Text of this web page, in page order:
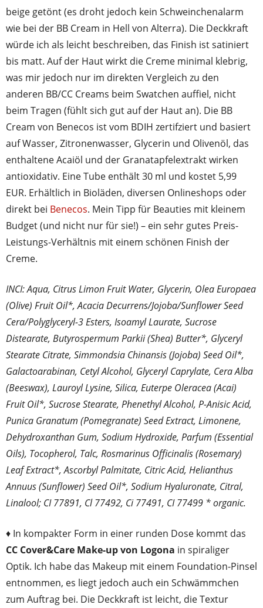
beige getönt (es droht jedoch kein Schweinchenalarm
wie bei der BB Cream in Hell von Alterra). Die Deckkraft
würde ich als leicht beschreiben, das Finish ist satiniert
bis matt. Auf der Haut wirkt die Creme minimal klebrig,
was mir jedoch nur im direkten Vergleich zu den
anderen BB/CC Creams beim Swatchen auffiel, nicht
beim Tragen (fühlt sich gut auf der Haut an). Die BB
Cream von Benecos ist vom BDIH zertifziert und basiert
auf Wasser, Zitronenwasser, Glycerin und Olivenöl, das
enthaltene Acaiöl und der Granatapfelextrakt wirken
antioxidativ. Eine Tube enthält 30 ml und kostet 5,99
EUR. Erhältlich in Bioläden, diversen Onlineshops oder
direkt bei Benecos. Mein Tipp für Beauties mit kleinem
Budget (und nicht nur für sie!) – ein sehr gutes Preis-
Leistungs-Verhältnis mit einem schönen Finish der
Creme.
INCI: Aqua, Citrus Limon Fruit Water, Glycerin, Olea Europaea
(Olive) Fruit Oil*, Acacia Decurrens/Jojoba/Sunflower Seed
Cera/Polyglyceryl-3 Esters, Isoamyl Laurate, Sucrose
Distearate, Butyrospermum Parkii (Shea) Butter*, Glyceryl
Stearate Citrate, Simmondsia Chinansis (Jojoba) Seed Oil*,
Galactoarabinan, Cetyl Alcohol, Glyceryl Caprylate, Cera Alba
(Beeswax), Lauroyl Lysine, Silica, Euterpe Oleracea (Acai)
Fruit Oil*, Sucrose Stearate, Phenethyl Alcohol, P-Anisic Acid,
Punica Granatum (Pomegranate) Seed Extract, Limonene,
Dehydroxanthan Gum, Sodium Hydroxide, Parfum (Essential
Oils), Tocopherol, Talc, Rosmarinus Officinalis (Rosemary)
Leaf Extract*, Ascorbyl Palmitate, Citric Acid, Helianthus
Annuus (Sunflower) Seed Oil*, Sodium Hyaluronate, Citral,
Linalool; CI 77891, Cl 77492, Ci 77491, CI 77499 * organic.
♦ In kompakter Form in einer runden Dose kommt das
CC Cover&Care Make-up von Logona in spiraliger
Optik. Ich habe das Makeup mit einem Foundation-Pinsel
entnommen, es liegt jedoch auch ein Schwämmchen
zum Auftrag bei. Die Deckkraft ist leicht, die Textur